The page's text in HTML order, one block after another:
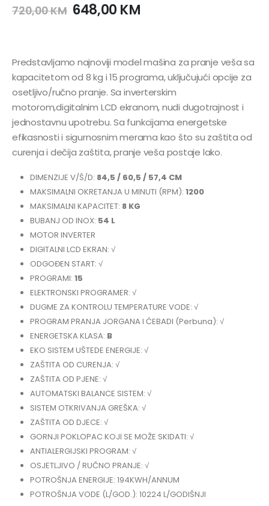
720,00KM 648,00 KM
Predstavljamo najnoviji model mašina za pranje veša sa
kapacitetom od 8 kg i 15 programa, uključujući opcije za
osetljivo/ručno pranje. Sa inverterskim
motorom,digitalnim LCD ekranom, nudi dugotrajnost i
jednostavnu upotrebu. Sa funkcijama energetske
efikasnosti i sigurnosnim merama kao što su zaštita od
curenja i dečija zaštita, pranje veša postaje lako.
DIMENZIJE V/Š/D: 84,5 / 60,5 / 57,4 CM
MAKSIMALNI OKRETANJA U MINUTI (RPM): 1200
MAKSIMALNI KAPACITET: 8 KG
BUBANJ OD INOX: 54 L
MOTOR INVERTER
DIGITALNI LCD EKRAN: √
ODGOĐEN START: √
PROGRAMI: 15
ELEKTRONSKI PROGRAMER: √
DUGME ZA KONTROLU TEMPERATURE VODE: √
PROGRAM PRANJA JORGANA I ĆEBADI (Perbuna): √
ENERGETSKA KLASA: B
EKO SISTEM UŠTEDE ENERGIJE: √
ZAŠTITA OD CURENJA: √
ZAŠTITA OD PJENE: √
AUTOMATSKI BALANCE SISTEM: √
SISTEM OTKRIVANJA GREŠKA: √
ZAŠTITA OD DJECE: √
GORNJI POKLOPAC KOJI SE MOŽE SKIDATI: √
ANTIALERGIJSKI PROGRAM: √
OSJETLJIVO / RUČNO PRANJE: √
POTROŠNJA ENERGIJE: 194KWH/ANNUM
POTROŠNJA VODE (L/GOD.): 10224 L/GODIŠNJI